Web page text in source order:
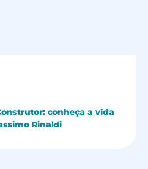
conheça a vida
Rinaldi